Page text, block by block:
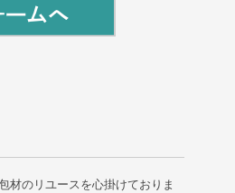
材のリユースを心掛けておりま